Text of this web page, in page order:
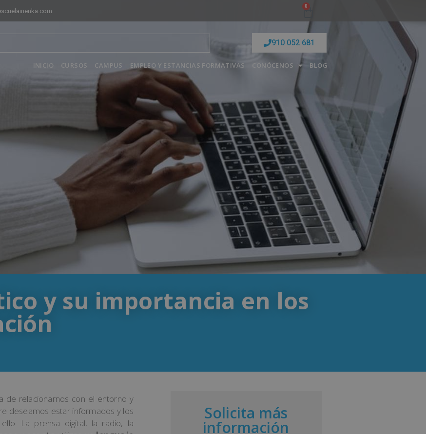
0
910 052 681
INICIO CURSOS CAMPUS EMPLEO Y ESTANCIAS FORMATIVAS CONÓCENOS BLOG
y su importancia en los
de relacionarnos con el entorno y
deseamos estar informados y los
La prensa digital, la radio, la
Solicita más
información